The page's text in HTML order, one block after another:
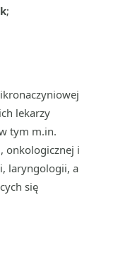
;
lekarzy
tym m.in.
onkologicznej i
laryngologii, a
się